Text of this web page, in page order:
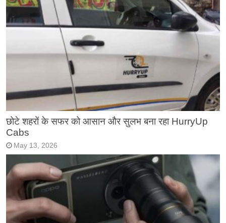
छोटे शहरों के सफर को आसान और सुलभ बना रहा HurryUp
Cabs
May 13, 2026